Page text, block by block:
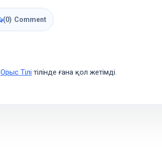
(0) Comment
Орыс Тілі тілінде ғана қол жетімді.